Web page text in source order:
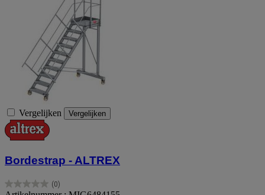
Vergelijken Vergelijken
Bordestrap - ALTREX
(0)
0.0